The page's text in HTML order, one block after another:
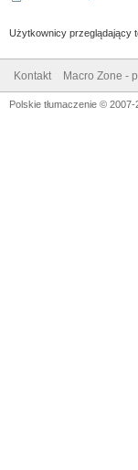
Użytkownicy przeglądający
Kontakt Macro Zone -
Polskie tłumaczenie © 2007-